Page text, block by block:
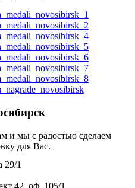
и мы с радостью сделаем
для Вас.
29/1
42, оф. 105/1